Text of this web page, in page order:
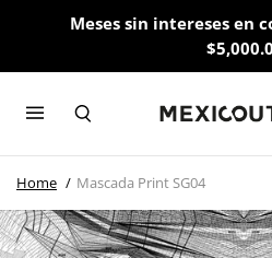
Meses sin intereses en
Home Mascada Print SG04